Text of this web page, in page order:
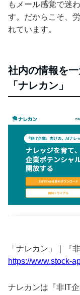
もメール感覚で迷
す。だからこそ、
れています。
社内の情報を
「ナレカン」
「ナレカン」｜『
https://www.stock-
ナレカンは『非IT